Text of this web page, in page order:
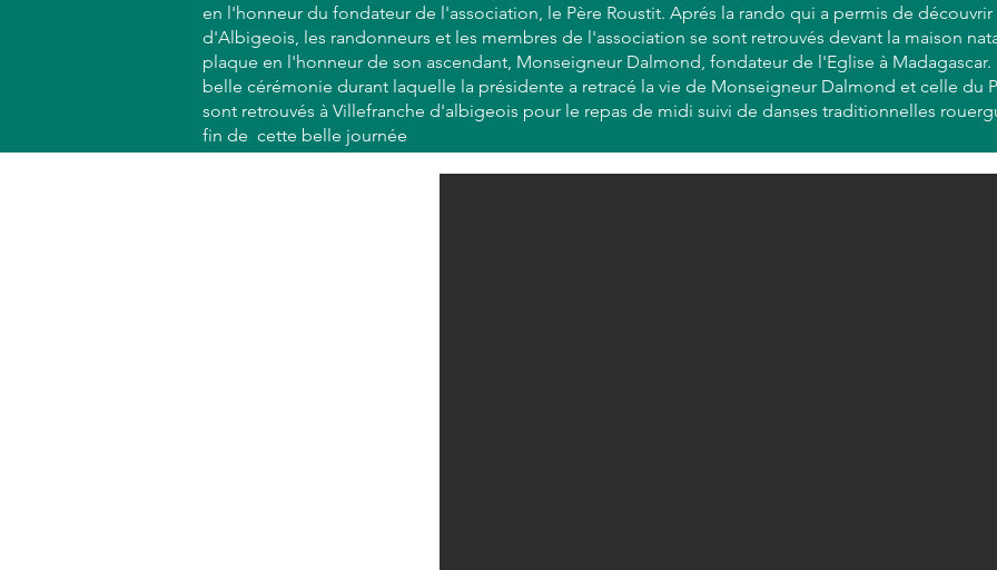
en l'honneur du fondateur de l'association, le Père Roustit. Aprés la rando qui a permis de
d'Albigeois, les randonneurs et les membres de l'association se sont retrouvés devant la maison
plaque en l'honneur de son ascendant, Monseigneur Dalmond, fondateur de l'Eglise à
belle cérémonie durant laquelle la présidente a retracé la vie de Monseigneur Dalmond et celle du
sont retrouvés à Villefranche d'albigeois pour le repas de midi suivi de danses traditionnelles
fin de cette belle journée